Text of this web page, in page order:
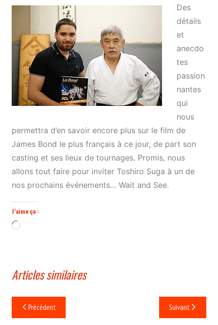
Des
détails
et
anecdo
tes
passion
nantes
qui
nous
permettra d’en savoir encore plus sur le film de
James Bond le plus français à ce jour, de part son
casting et ses lieux de tournages. Promis, nous
allons tout faire pour inviter Toshiro Suga à un de
nos prochains événements… Wait and See.
J’aime ça :
Chargement…
Articles similaires
Navigation
de
Précédent Suivant